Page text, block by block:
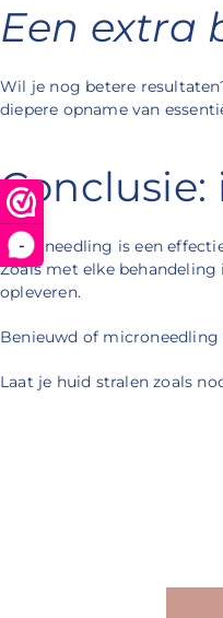
-
Een extra
Wil je nog betere
diepere opname van
Microneedling is een
Zoals met elke
opleveren.
Benieuwd of microneedling
Laat je huid stralen zoals